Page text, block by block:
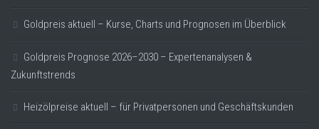
Goldpreis aktuell – Kurse, Charts und Prognosen im Überblick
Goldpreis Prognose 2026–2030 – Expertenanalysen &
Zukunftstrends
Heizölpreise aktuell – für Privatpersonen und Geschäftskunden